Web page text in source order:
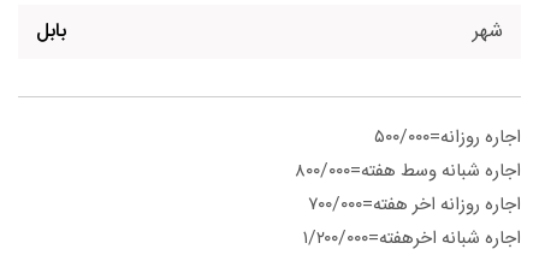
شهر بابل
اجاره روزانه=۵۰۰/۰۰۰
اجاره شبانه وسط هفته=۸۰۰/۰۰۰
اجاره روزانه اخر هفته=۷۰۰/۰۰۰
اجاره شبانه اخرهفته=۱/۲۰۰/۰۰۰